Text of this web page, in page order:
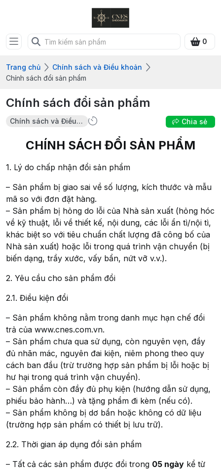
0
Trang chủ
Chính sách và Điều khoản
Chính sách đổi sản phẩm
Chính sách đổi sản phẩm
Chính sách và Điều khoản Chia sẻ
CHÍNH SÁCH ĐỔI SẢN PHẨM
1. Lý do chấp nhận đổi sản phẩm
– Sản phẩm bị giao sai về số lượng, kích thước và mẫu
mã so với đơn đặt hàng.
– Sản phẩm bị hỏng do lỗi của Nhà sản xuất (hỏng hóc
về kỹ thuật, lỗi về thiết kế, nội dung, các lỗi ẩn tì/nội tì,
khác biệt so với tiêu chuẩn chất lượng đã công bố của
Nhà sản xuất) hoặc lỗi trong quá trình vận chuyển (bị
biến dạng, trầy xước, vấy bẩn, nứt vỡ v.v.).
2. Yêu cầu cho sản phẩm đổi
2.1. Điều kiện đổi
– Sản phẩm không nằm trong danh mục hạn chế đổi
trả của www.cnes.com.vn.
– Sản phẩm chưa qua sử dụng, còn nguyên vẹn, đầy
đủ nhãn mác, nguyên đai kiện, niêm phong theo quy
cách ban đầu (trừ trường hợp sản phẩm bị lỗi hoặc bị
hư hại trong quá trình vận chuyển).
– Sản phẩm còn đầy đủ phụ kiện (hướng dẫn sử dụng,
phiếu bảo hành…) và tặng phẩm đi kèm (nếu có).
– Sản phẩm không bị dơ bẩn hoặc không có dữ liệu
(trường hợp sản phẩm có thiết bị lưu trữ).
2.2. Thời gian áp dụng đổi sản phẩm
– Tất cả các sản phẩm được đổi trong 05 ngày kể từ